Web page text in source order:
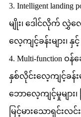
3. Intelligent landing
မျိုး၊ ဒေါင်လိုက် လွှဲလ
လေ့ကျင့်ခန်းများ၊ နှ
4. Multi-function ဝ
နှစ်လိုင်းလေ့ကျင့်ခန်းမ
ဘောလေ့ကျင့်မှုများ၊
မြင့်မားသောရှင်းလင်